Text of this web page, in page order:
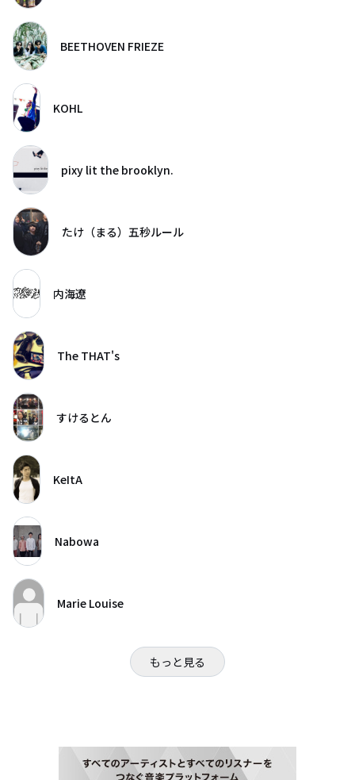
BEETHOVEN FRIEZE
KOHL
pixy lit the brooklyn.
たけ（まる）五秒ルール
内海遼
The THAT's
すけるとん
KeItA
Nabowa
Marie Louise
もっと見る